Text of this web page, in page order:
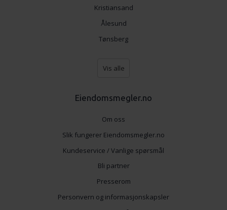
Kristiansand
Ålesund
Tønsberg
Vis alle
Eiendomsmegler.no
Om oss
Slik fungerer Eiendomsmegler.no
Kundeservice / Vanlige spørsmål
Bli partner
Presserom
Personvern og informasjonskapsler